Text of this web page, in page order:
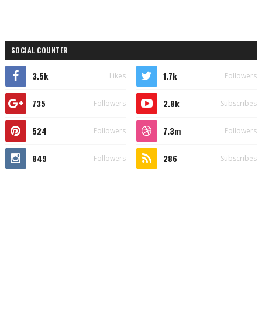
SOCIAL COUNTER
3.5k Likes 1.7k Followers
735 Followers 2.8k Subscribes
524 Followers 7.3m Followers
849 Followers 286 Subscribes